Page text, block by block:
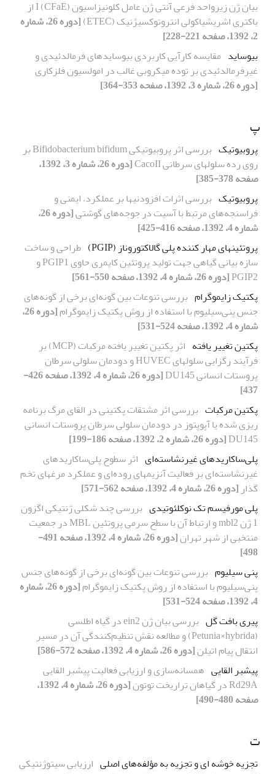
بیان ژن زیرواحد فرعی آنتی ژن عامل کلونیزاسیون I (CFaE) از
باکتری اشریشیاکولی انتروتوکسیژنیک (ETEC)
[دوره 26، شماره
2، 1392، صفحه 221-228]
بیوساید مقایسه کارآیی کاربردی بیوسایدهای فرمالدئیدی و
غیرفرمالدئیدی بر توده میکروبی غالب در امولسیون فلزکاری
[دوره 26، شماره 3، 1392، صفحه 353-364]
پ
پروبیوتیک
بررسی اثر پروبیوتیکی Bifidobacterium bifidum بر
روی رده سلولهای سرطانی CacoII
[دوره 26، شماره 3، 1392،
صفحه 378-385]
پروبیوتیک بررسی اثرات افزودنیها بر عملکرد، ایمنی و
فراسنجه‌های مرتبط با آسیت در جوجه‌های گوشتی
[دوره 26،
شماره 4، 1392، صفحه 416-425]
پروتئینهای مهار کننده پلی گالاکتوروناز (PGIP)
طراحی و ساخت
سازه بیانی گیاهی جهت تولید پروتئین کایمری حاوی PGIP1 و
PGIP2[دوره 26، شماره 4، 1392، صفحه 550-561]
پکتیک زایموگرام بررسی تنوعات بین گونه‌ای برخی از گونه‌های
جنس پنی‌سیلیوم با استفاده از روش پکتیک زایموگرام
[دوره 26،
شماره 4، 1392، صفحه 524-531]
پکتین تغییر یافته
اثر پکتین تغییر یافته مرکبات (MCP) بر
فرآیند رگزایی سلولهای HUVEC و دودمان سلولی سرطان
پروستات انسانی DU145
[دوره 26، شماره 4، 1392، صفحه 426-
437]
پکتین مرکبات بررسی اثر مشتقات پکتینی در القای مرگ برنامه
ریزی شده یا آپوپتوز در دودمان سلولی سرطان پروستات انسانی
DU145[دوره 26، شماره 2، 1392، صفحه 186-199]
پلی‌ساکاریدهای غیرنشاسته‌ای اثر سطوح پلی‌ساکاریدهای
غیرنشاسته‌ای بر فعالیت آنزیمهای روده‌ای و عملکرد مرغهای تخم
گذار [دوره 26، شماره 4، 1392، صفحه 562-571]
پلی مورفیسم تک نوکلئوتیدی بررسی چند شکلی ‌ژنتیکی اگزون
1 ژن mbl2 و ارتباط آن با سطح سرمی پروتئین MBL در جمعیت
منتخبی از شهر تهران
[دوره 26، شماره 4، 1392، صفحه 491-
498]
پنی سیلیوم بررسی تنوعات بین گونه‌ای برخی از گونه‌های جنس
پنی‌سیلیوم با استفاده از روش پکتیک زایموگرام
[دوره 26، شماره
4، 1392، صفحه 524-531]
پیری بافت گل
بررسی بیان ژن ein2 در گیاه اطلسی
(Petunia×hybrida) و مطالعه نقش تنظیم‌کنندگی آن در مسیر
انتقال پیام اتیلن[دوره 26، شماره 4، 1392، صفحه 572-586]
پیشبر القایی همسانه‌سازی و ارزیابی فعالیت پیشبر القایی
Rd29A در گیاهان تراریخت توتون
[دوره 26، شماره 4، 1392،
صفحه 480-490]
ت
تجزیه خوشه ای و تجزیه به مؤلفه‌های اصلی ارزیابی سیتوژنتیکی